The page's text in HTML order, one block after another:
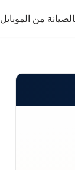
من الموبايل